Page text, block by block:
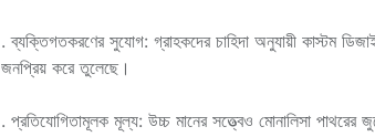
. ব্যক্তিগতকরণের সুযোগ: গ্রাহকদের চাহিদা অনুযায়ী কাস্টম
জনপ্রিয় করে তুলেছে।
. প্রতিযোগিতামূলক মূল্য: উচ্চ মানের সত্ত্বেও মোনালিসা পাথরের